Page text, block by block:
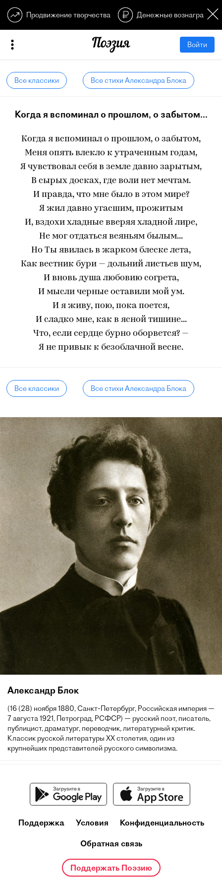
Продвижение творчества Денежные
Войти
Все классики Все стихи Александра Блока
Когда я вспоминал о прошлом, о забытом...
Когда я вспоминал о прошлом, о забытом,
Меня опять влекло к утраченным годам,
Я чувствовал себя в земле давно зарытым,
В сырых досках, где воли нет мечтам.
И правда, что мне было в этом мире?
Я жил давно угасшим, прожитым
И, вздохи хладные вверяя хладной лире,
Не мог отдаться веяньям былым...
Но Ты явилась в жарком блеске лета,
Как вестник бури — дольний листьев шум,
И вновь душа любовию согрета,
И мысли черные оставили мой ум.
И я живу, пою, пока поется,
И сладко мне, как в ясной тишине...
Что, если сердце бурно оборвется? —
Я не привык к безоблачной весне.
Все классики Все стихи Александра Блока
Александр Блок
(16 (28) ноября 1880, Санкт-Петербург, Российская империя —
7 августа 1921, Петроград, РСФСР) — русский поэт, писатель,
публицист, драматург, переводчик, литературный критик.
Классик русской литературы XX столетия, один из
крупнейших представителей русского символизма.
Поддержка Условия Конфиденциальность
Обратная связь
Поддержать Поэзию